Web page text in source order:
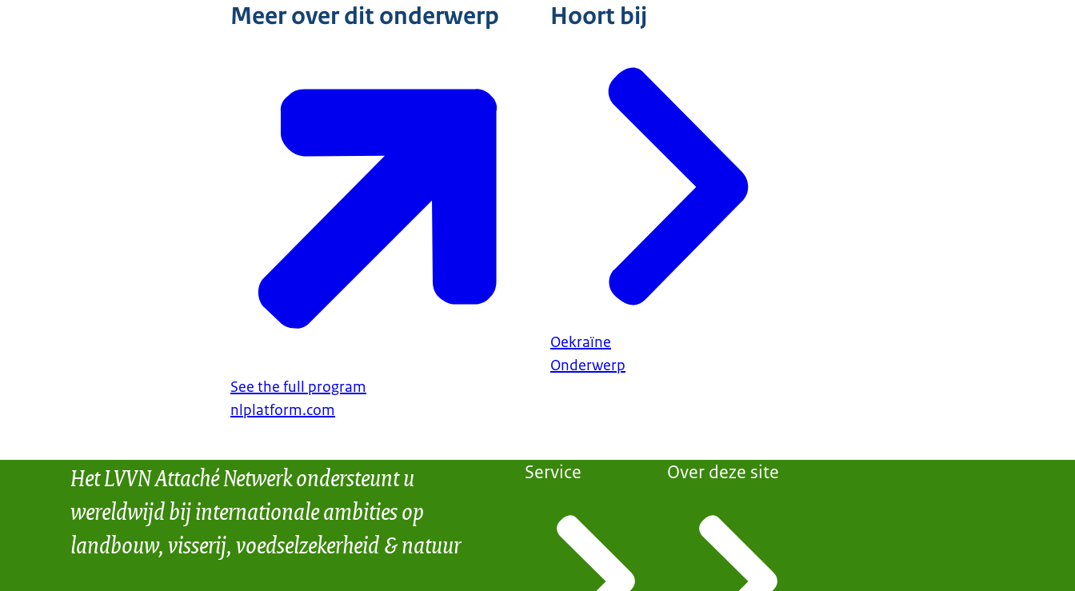
Meer over dit onderwerp
See the full program
nlplatform.com
Hoort bij
Oekraïne
Onderwerp
Het LVVN Attaché Netwerk ondersteunt u
wereldwijd bij internationale ambities op
landbouw, visserij, voedselzekerheid & natuur
Service Over deze site